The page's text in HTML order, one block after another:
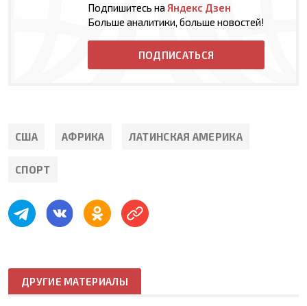
Подпишитесь на Яндекс Дзен
Больше аналитики, больше новостей!
ПОДПИСАТЬСЯ
США АФРИКА ЛАТИНСКАЯ АМЕРИКА
СПОРТ
ДРУГИЕ МАТЕРИАЛЫ